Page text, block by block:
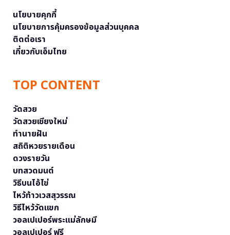
นโยบายคุกกี้
นโยบายการคุ้มครองข้อมูลส่วนบุคคล
ติดต่อเรา
เกี่ยวกับเอ็มไทย
TOP CONTENT
วัดสวย
วัดสวยเชียงใหม่
ทำนายฝัน
สถิติหวยรายเดือน
ดวงรายวัน
บทสวดมนต์
วิธีบนไอ้ไข่
ไหว้ท้าวเวสสุวรรณ
วิธีไหว้วัดแขก
วอลเปเปอร์พระแม่ลักษมี
วอลเปเปอร์ ฟรี